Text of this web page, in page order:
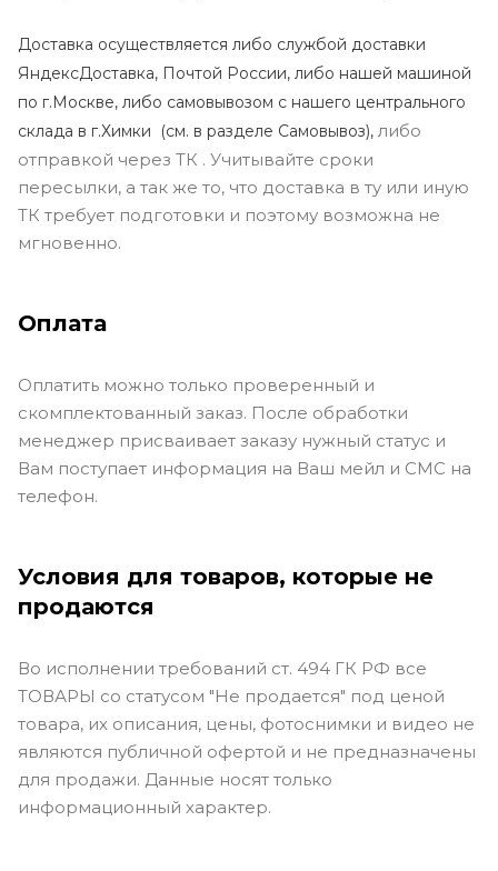
Доставка осуществляется либо службой доставки
ЯндексДоставка, Почтой России, либо нашей машиной
по г.Москве, либо самовывозом с нашего центрального
склада в г.Химки (см. в разделе Самовывоз), либо
отправкой через ТК . Учитывайте сроки
пересылки, а так же то, что доставка в ту или иную
ТК требует подготовки и поэтому возможна не
мгновенно.
Оплата
Оплатить можно только проверенный и
скомплектованный заказ. После обработки
менеджер присваивает заказу нужный статус и
Вам поступает информация на Ваш мейл и СМС на
телефон.
Условия для товаров, которые не
продаются
Во исполнении требований ст. 494 ГК РФ все
ТОВАРЫ со статусом "Не продается" под ценой
товара, их описания, цены, фотоснимки и видео не
являются публичной офертой и не предназначены
для продажи. Данные носят только
информационный характер.